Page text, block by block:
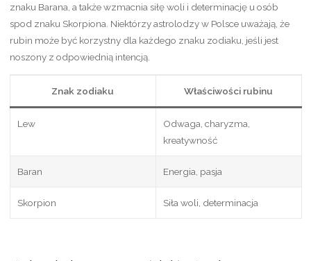
znaku Barana, a także wzmacnia siłę woli i determinację u osób
spod znaku Skorpiona. Niektórzy astrolodzy w Polsce uważają, że
rubin może być korzystny dla każdego znaku zodiaku, jeśli jest
noszony z odpowiednią intencją.
Znak zodiaku Właściwości rubinu
Lew
Odwaga, charyzma,
kreatywność
Baran Energia, pasja
Skorpion Siła woli, determinacja